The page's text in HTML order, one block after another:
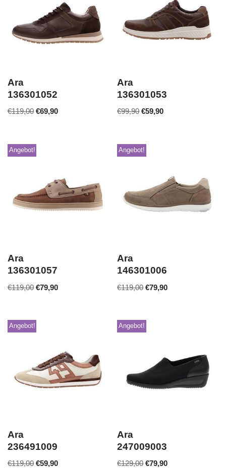
Ara
136301052
€119,00 €69,90
Ara
136301053
€99,90 €59,90
Angebot!
Ara
136301057
€119,00 €79,90
Angebot!
Ara
146301006
€119,00 €79,90
Angebot!
Ara
236491009
€119,00 €59,90
Angebot!
Ara
247009003
€129,00 €79,90